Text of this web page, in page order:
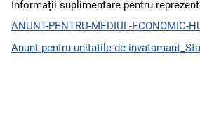
Informații suplimentare pentru
ANUNT-PENTRU-MEDIUL-ECONOMIC-
Anunt pentru unitatile de